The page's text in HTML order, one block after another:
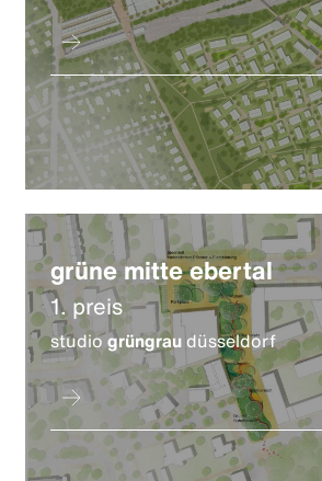
grüne mitte ebertal
1. preis
studiogrüngrau düsseldorf